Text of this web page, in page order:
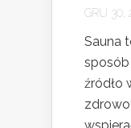
GRU 30,
Sauna
sposób
źródło